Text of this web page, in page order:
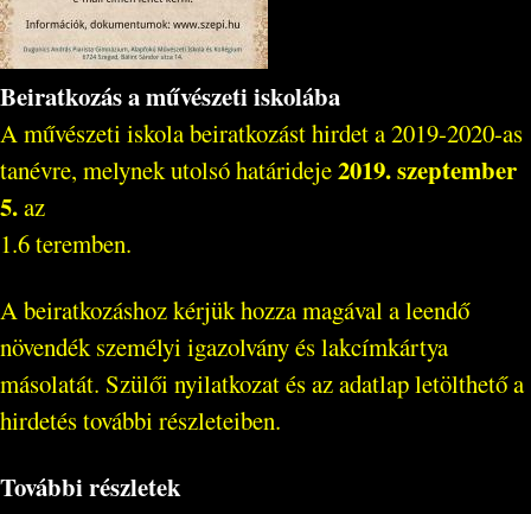
Beiratkozás a művészeti iskolába
A művészeti iskola beiratkozást hirdet a 2019-2020-as
tanévre, melynek utolsó határideje2019. szeptember
5.az
1.6 teremben.
A beiratkozáshoz kérjük hozza magával a leendő
növendék személyi igazolvány és lakcímkártya
másolatát. Szülői nyilatkozat és az adatlap letölthető a
hirdetés további részleteiben.
További részletek